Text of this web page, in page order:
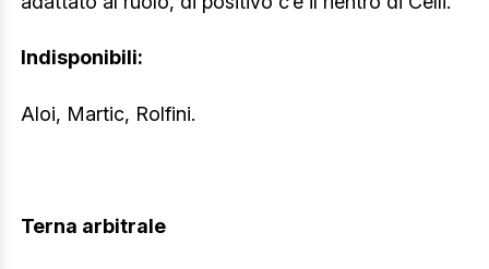
Indisponibili:
Aloi, Martic, Rolfini.
Terna arbitrale